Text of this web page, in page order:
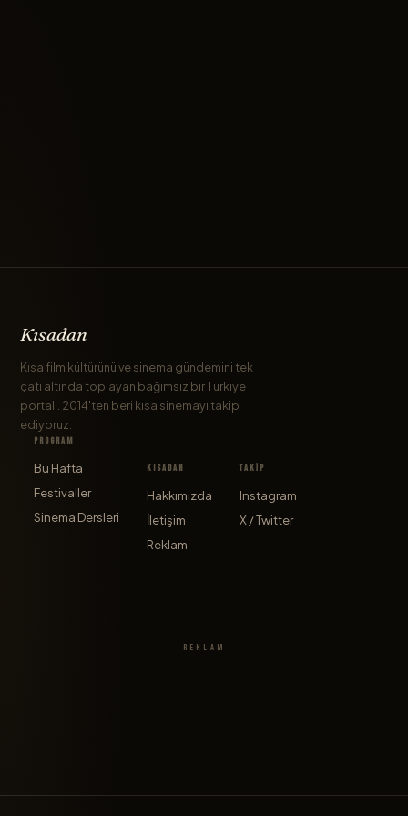
Kısadan
Kısa film kültürünü ve sinema gündemini tek
çatı altında toplayan bağımsız bir Türkiye
portalı. 2014'ten beri kısa sinemayı takip
ediyoruz.
PROGRAM
Bu Hafta
Festivaller
Sinema Dersleri
KISADAN
Hakkımızda
İletişim
Reklam
TAKİP
Instagram
X / Twitter
REKLAM